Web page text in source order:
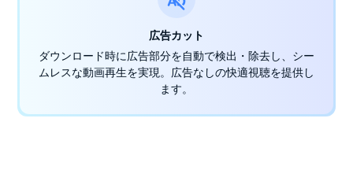
広告カット
ダウンロード時に広告部分を自動で検出・除去し、シー
ムレスな動画再生を実現。広告なしの快適視聴を提供し
ます。